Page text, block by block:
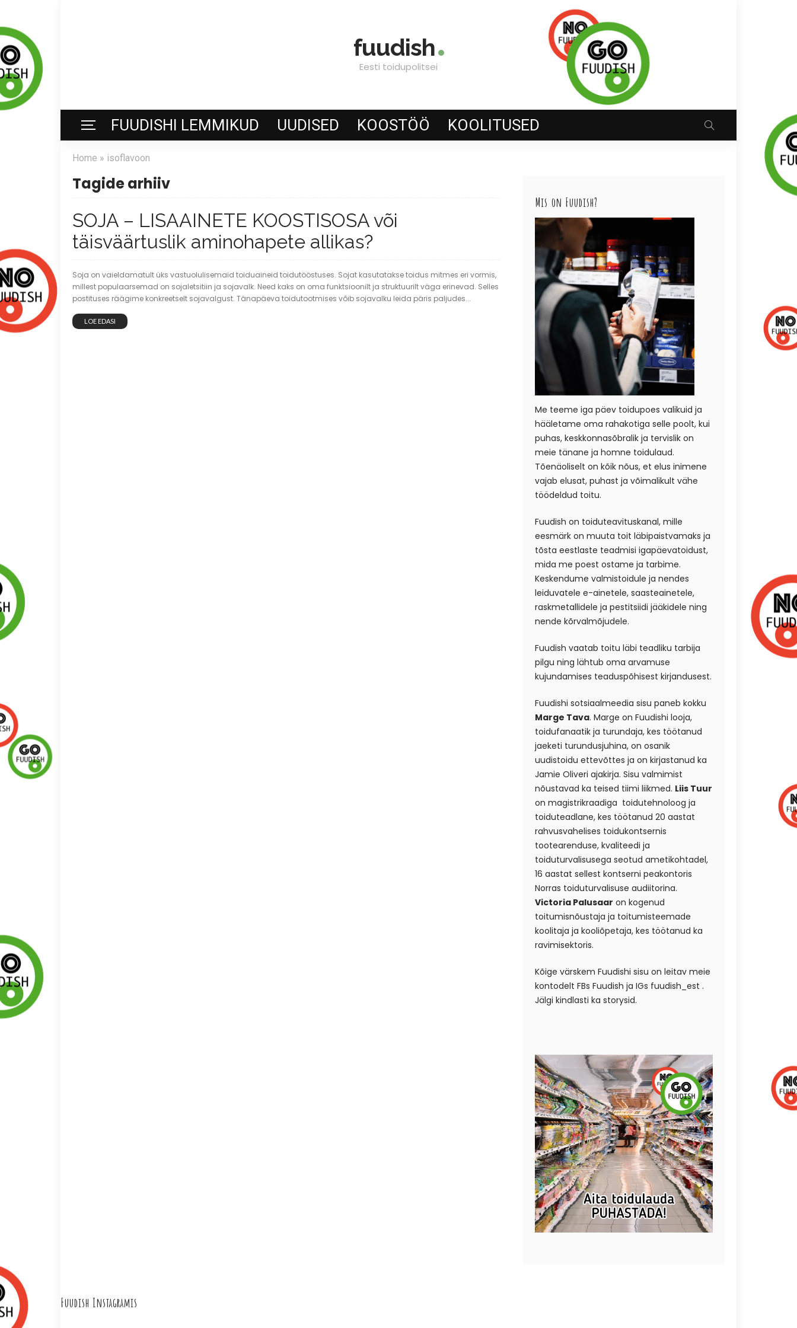
fuudish
Eesti toidupolitsei
FUUDISHI LEMMIKUD UUDISED KOOSTÖÖ KOOLITUSED
Home » isoflavoon
Tagide arhiiv
SOJA – LISAAINETE KOOSTISOSA või
täisväärtuslik aminohapete allikas?
Soja on vaieldamatult üks vastuolulisemaid toiduaineid toidutööstuses. Sojat kasutatakse toidus mitmes eri vormis,
millest populaarsemad on sojaletsitiin ja sojavalk. Need kaks on oma funktsioonilt ja struktuurilt väga erinevad. Selles
postituses räägime konkreetselt sojavalgust. Tänapäeva toidutootmises võib sojavalku leida päris paljudes...
LOE EDASI
Mis on Fuudish?
Me teeme iga päev toidupoes valikuid ja
hääletame oma rahakotiga selle poolt, kui
puhas, keskkonnasõbralik ja tervislik on
meie tänane ja homne toidulaud.
Tõenäoliselt on kõik nõus, et elus inimene
vajab elusat, puhast ja võimalikult vähe
töödeldud toitu.
Fuudish on toiduteavituskanal, mille
eesmärk on muuta toit läbipaistvamaks ja
tõsta eestlaste teadmisi igapäevatoidust,
mida me poest ostame ja tarbime.
Keskendume valmistoidule ja nendes
leiduvatele e-ainetele, saasteainetele,
raskmetallidele ja pestitsiidi jääkidele ning
nende kõrvalmõjudele.
Fuudish vaatab toitu läbi teadliku tarbija
pilgu ning lähtub oma arvamuse
kujundamises teaduspõhisest kirjandusest.
Fuudishi sotsiaalmeedia sisu paneb kokku
Marge Tava. Marge on Fuudishi looja,
toidufanaatik ja turundaja, kes töötanud
jaeketi turundusjuhina, on osanik
uudistoidu ettevõttes ja on kirjastanud ka
Jamie Oliveri ajakirja. Sisu valmimist
nõustavad ka teised tiimi liikmed. Liis Tuur
on magistrikraadiga toidutehnoloog ja
toiduteadlane, kes töötanud 20 aastat
rahvusvahelises toidukontsernis
tootearenduse, kvaliteedi ja
toiduturvalisusega seotud ametikohtadel,
16 aastat sellest kontserni peakontoris
Norras toiduturvalisuse audiitorina.
Victoria Palusaar on kogenud
toitumisnõustaja ja toitumisteemade
koolitaja ja kooliõpetaja, kes töötanud ka
ravimisektoris.
Kõige värskem Fuudishi sisu on leitav meie
kontodelt FBs Fuudish ja IGs fuudish_est .
Jälgi kindlasti ka storysid.
Fuudish Instagramis